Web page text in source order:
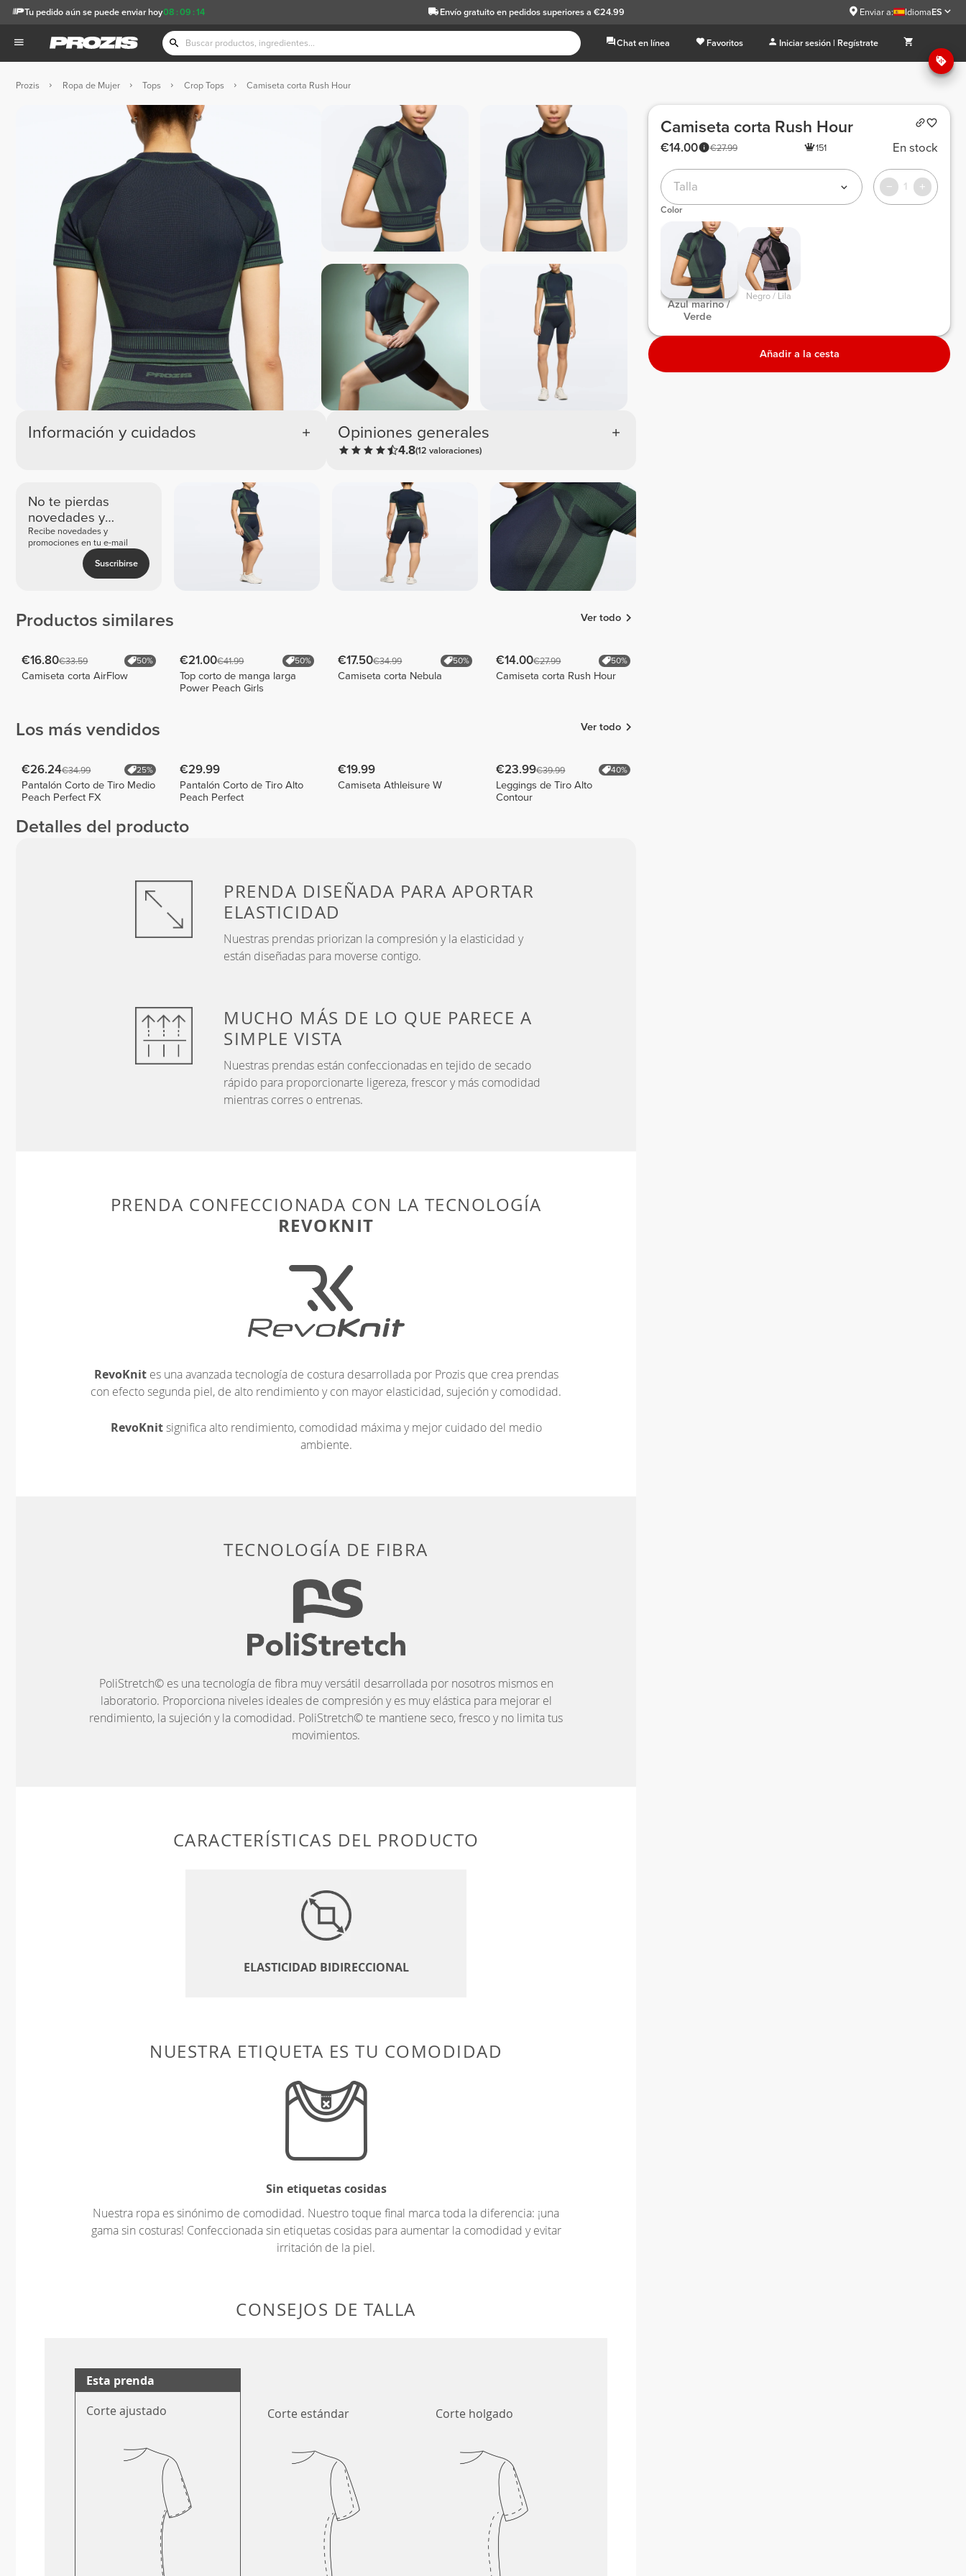
08 :09 :13
Tu pedido aún se puede enviar hoy Envío gratuitoen pedidos superiores a €24.99 Enviar a: IdiomaES
Chat en línea Favoritos Iniciar sesión | Regístrate
Prozis Ropa de Mujer Tops Crop Tops Camiseta corta Rush Hour
Información y cuidados Opiniones generales
4.8(12 valoraciones)
No te pierdas
novedades y
ofertas exclusivas
Recibe novedades y
promociones en tu e-mail
Suscribirse
Productos similares Ver todo
€16.80€33.59 50%
Camiseta corta AirFlow
€21.00€41.99 50%
Top corto de manga larga
Power Peach Girls
€17.50€34.99 50%
Camiseta corta Nebula
€14.00€27.99 50%
Camiseta corta Rush Hour
Los más vendidos Ver todo
€26.24€34.99 25%
Pantalón Corto de Tiro Medio
Peach Perfect FX
€29.99
Pantalón Corto de Tiro Alto
Peach Perfect
€19.99
Camiseta Athleisure W
€23.99€39.99 40%
Leggings de Tiro Alto
Contour
Detalles del producto
PRENDA DISEÑADA PARA APORTAR
ELASTICIDAD
Nuestras prendas priorizan la compresión y la elasticidad y
están diseñadas para moverse contigo.
MUCHO MÁS DE LO QUE PARECE A
SIMPLE VISTA
Nuestras prendas están confeccionadas en tejido de secado
rápido para proporcionarte ligereza, frescor y más comodidad
mientras corres o entrenas.
PRENDA CONFECCIONADA CON LA TECNOLOGÍA
REVOKNIT
RevoKnites una avanzada tecnología de costura desarrollada por Prozis que crea prendas
con efecto segunda piel, de alto rendimiento y con mayor elasticidad, sujeción y comodidad.
RevoKnitsignifica alto rendimiento, comodidad máxima y mejor cuidado del medio
ambiente.
TECNOLOGÍA DE FIBRA
PoliStretch© es una tecnología de fibra muy versátil desarrollada por nosotros mismos en
laboratorio. Proporciona niveles ideales de compresión y es muy elástica para mejorar el
rendimiento, la sujeción y la comodidad. PoliStretch© te mantiene seco, fresco y no limita tus
movimientos.
CARACTERÍSTICAS DEL PRODUCTO
ELASTICIDAD BIDIRECCIONAL
NUESTRA ETIQUETA ES TU COMODIDAD
Sin etiquetas cosidas
Nuestra ropa es sinónimo de comodidad. Nuestro toque final marca toda la diferencia: ¡una
gama sin costuras! Confeccionada sin etiquetas cosidas para aumentar la comodidad y evitar
irritación de la piel.
CONSEJOS DE TALLA
Esta prenda
Corte ajustado
Corte estándar Corte holgado
Camiseta corta Rush Hour
€27.99
€14.00 151 En stock
Talla 1
Color
Azul marino /
Verde
Negro / Lila
Añadir a la cesta